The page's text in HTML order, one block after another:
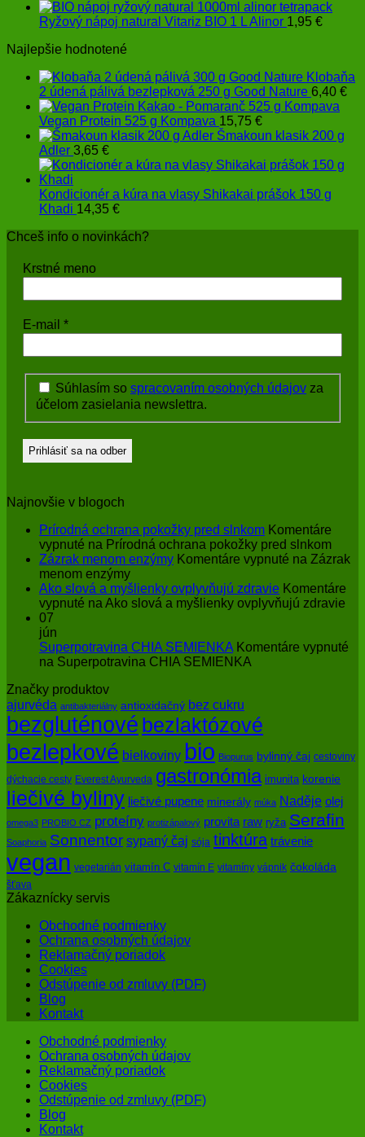
Ryžový nápoj natural Vitariz BIO 1 L Alinor 1,95 €
Najlepšie hodnotené
Klobaňa
2 údená pálivá bezlepková 250 g Good Nature 6,40 €
Vegan Protein 525 g Kompava 15,75 €
Šmakoun klasik 200 g
Adler 3,65 €
Kondicionér a kúra na vlasy Shikakai prášok 150 g
Khadi 14,35 €
Chceš info o novinkách?
Krstné meno
E-mail *
Súhlasím so spracovaním osobných údajov za
účelom zasielania newslettra.
Najnovšie v blogoch
Prírodná ochrana pokožky pred slnkom Komentáre
vypnuté na Prírodná ochrana pokožky pred slnkom
Zázrak menom enzýmy Komentáre vypnuté na Zázrak
menom enzýmy
Ako slová a myšlienky ovplyvňujú zdravie Komentáre
vypnuté na Ako slová a myšlienky ovplyvňujú zdravie
07
jún
Superpotravina CHIA SEMIENKA Komentáre vypnuté
na Superpotravina CHIA SEMIENKA
Značky produktov
ajurvéda antibakteriálny antioxidačný bez cukru
bezgluténové bezlaktózové
bezlepkové bielkoviny bio Biopurus bylinný čaj cestoviny
dýchacie cesty Everest Ayurveda gastronómia imunita korenie
liečivé byliny liečivé pupene minerály múka Naděje olej
omega3 PROBIO CZ proteíny protizápalový provita raw ryža Serafin
Soaphoria Sonnentor sypaný čaj sója tinktúra trávenie
vegan vegetarián vitamín C vitamín E vitamíny vápnik čokoláda
šťava
Zákaznícky servis
Obchodné podmienky
Ochrana osobných údajov
Reklamačný poriadok
Cookies
Odstúpenie od zmluvy (PDF)
Blog
Kontakt
Obchodné podmienky
Ochrana osobných údajov
Reklamačný poriadok
Cookies
Odstúpenie od zmluvy (PDF)
Blog
Kontakt